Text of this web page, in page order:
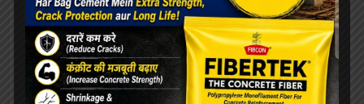
ओरिएंटेशन डे का भब्य आयोजन, छात्राओं को
महाविद्यालय से कराया गया परिचित
सफाईकर्मियों की समस्याओं को लेकर डीपीआरओ से मिले
जिलाध्यक्ष, निराकरण का मिला आश्वासन